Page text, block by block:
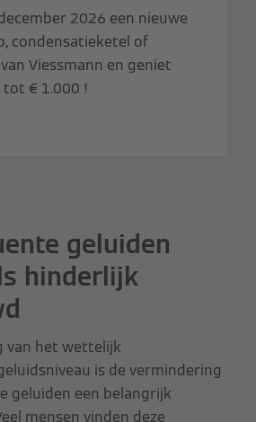
2026 een nieuwe
condensatieketel of
Viessmann en geniet
tot € 1.000 !
geluiden
hinderlijk
van het wettelijk
is de vermindering
geluiden een belangrijk
mensen vinden deze